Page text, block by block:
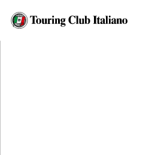
HOME